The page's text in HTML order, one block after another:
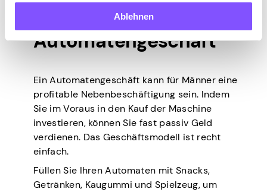
Ablehnen
Starten Sie ein
Automatengeschäft
Ein Automatengeschäft kann für Männer eine
profitable Nebenbeschäftigung sein. Indem
Sie im Voraus in den Kauf der Maschine
investieren, können Sie fast passiv Geld
verdienen. Das Geschäftsmodell ist recht
einfach.
Füllen Sie Ihren Automaten mit Snacks,
Getränken, Kaugummi und Spielzeug, um